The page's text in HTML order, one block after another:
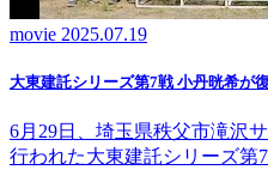
movie 2025.07.19
大東建託シリーズ第7戦 ⼩丹晄希が
6月29日、埼玉県秩父市滝沢
行われた大東建託シリーズ第